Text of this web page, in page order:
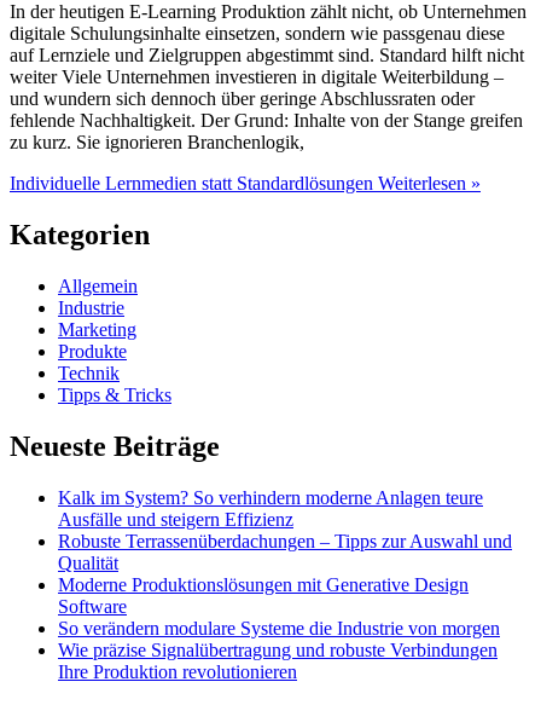
In der heutigen E-Learning Produktion zählt nicht, ob Unternehmen
digitale Schulungsinhalte einsetzen, sondern wie passgenau diese
auf Lernziele und Zielgruppen abgestimmt sind. Standard hilft nicht
weiter Viele Unternehmen investieren in digitale Weiterbildung –
und wundern sich dennoch über geringe Abschlussraten oder
fehlende Nachhaltigkeit. Der Grund: Inhalte von der Stange greifen
zu kurz. Sie ignorieren Branchenlogik,
Individuelle Lernmedien statt Standardlösungen Weiterlesen »
Kategorien
Allgemein
Industrie
Marketing
Produkte
Technik
Tipps & Tricks
Neueste Beiträge
Kalk im System? So verhindern moderne Anlagen teure
Ausfälle und steigern Effizienz
Robuste Terrassenüberdachungen – Tipps zur Auswahl und
Qualität
Moderne Produktionslösungen mit Generative Design
Software
So verändern modulare Systeme die Industrie von morgen
Wie präzise Signalübertragung und robuste Verbindungen
Ihre Produktion revolutionieren